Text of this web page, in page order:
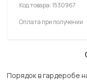
Код товара:1530967
Оплата при получении
Порядок в гардеробе